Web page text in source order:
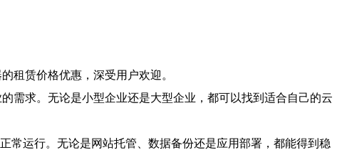
租赁价格优惠，深受用户欢迎。
需求。无论是小型企业还是大型企业，都可以找到适合自己的云
常运行。无论是网站托管、数据备份还是应用部署，都能得到稳